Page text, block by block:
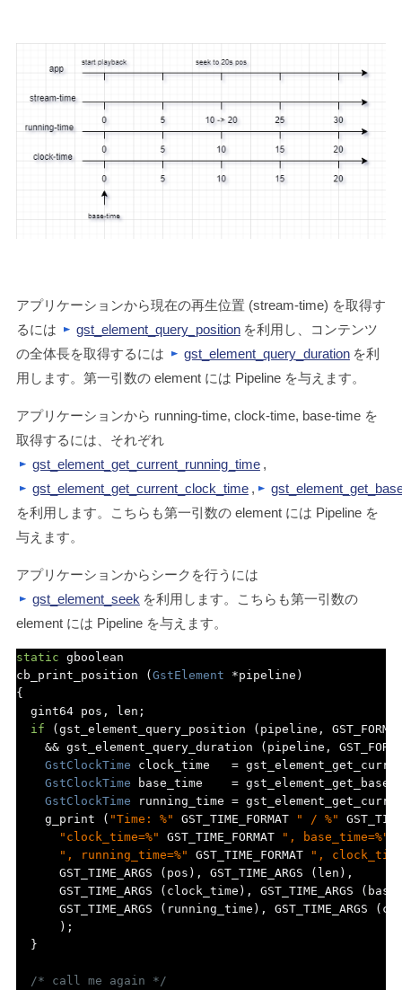
アプリケーションから現在の再生位置 (stream-time) を取得す
るには
gst_element_query_position を利用し、コンテンツ
の全体長を取得するには
gst_element_query_duration を利
用します。第一引数の element には Pipeline を与えます。
アプリケーションから running-time, clock-time, base-time を
取得するには、それぞれ
gst_element_get_current_running_time ,
gst_element_get_current_clock_time ,
を利用します。こちらも第一引数の element には Pipeline を
与えます。
アプリケーションからシークを行うには
gst_element_seek を利用します。こちらも第一引数の
element には Pipeline を与えます。
static gboolean
cb_print_position
( GstElement *pipeline )
{
  gint64 pos
, len ;
if
( gst_element_query_position ( pipeline ,
&& gst_element_query_duration ( pipeline ,
GstClockTime clock_time =
GstClockTime base_time =
GstClockTime running_time =
    g_print
( "Time: %" GST_TIME_FORMAT " / %"
"clock_time=%"
GST_TIME_FORMAT ", base_time=%"
", running_time=%"
GST_TIME_FORMAT
",
      GST_TIME_ARGS
( pos ), GST_TIME_ARGS ( len ),
      GST_TIME_ARGS
( clock_time ), GST_TIME_ARGS (
      GST_TIME_ARGS
( running_time ), GST_TIME_ARGS (
);
}
/* call me again */